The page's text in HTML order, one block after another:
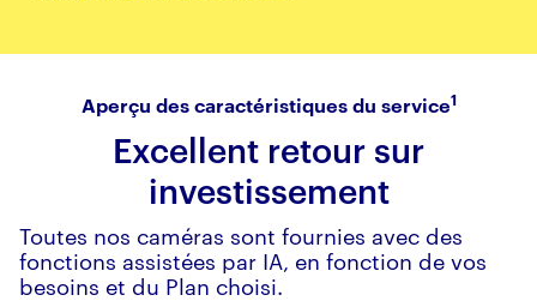
Aperçu des caractéristiques du service1
Excellent retour sur
investissement
Toutes nos caméras sont fournies avec des
fonctions assistées par IA, en fonction de vos
besoins et du Plan choisi.